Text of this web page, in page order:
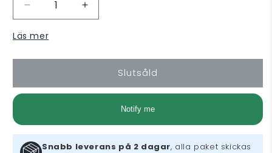
Minska
kvantitet
för
Frontiers
Öka
kvantitet
Frontiers
Läs mer
Slutsåld
Notify me
Snabb leverans på 2 dagar, alla paket skickas